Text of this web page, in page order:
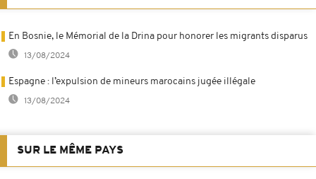
En Bosnie, le Mémorial de la Drina pour honorer les migrants disparus
13/08/2024
Espagne : l’expulsion de mineurs marocains jugée illégale
13/08/2024
SUR LE MÊME PAYS